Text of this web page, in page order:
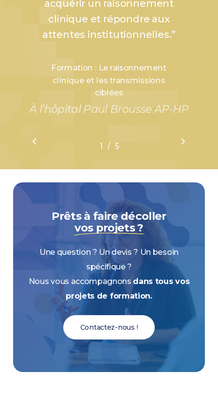
acquérir un raisonnement
clinique et répondre aux
attentes institutionnelles.”
Formation : Le raisonnement
clinique et les transmissions
ciblées
À l’hôpital Paul Brousse AP-HP
1 2 3
/ 5
Prêts à faire décoller
vos projets ?
Une question ? Un devis ? Un besoin
spécifique ?
Nous vous accompagnons dans tous vos
projets de formation.
Contactez-nous !